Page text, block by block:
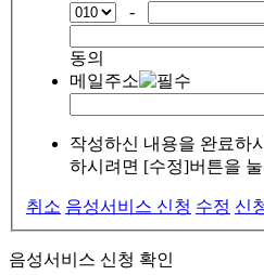
-
동의
메일주소
작성하신 내용을 완료하
하시려면 [수정]버튼을
취소 음성서비스 신청 수정 신
음성서비스 신청 확인